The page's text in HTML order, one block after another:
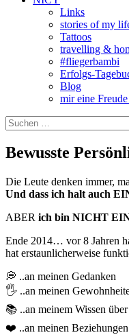
Links
stories of my
Tattoos
travelling &
#fliegerbambi
Erfolgs-
Blog
mir eine
Suchen
nach:
Bewusste
Die Leute denken immer,
Und dass ich halt auch
ABER ich bin NICHT
Ende 2014… vor 8 Jahren
hat erstaunlicherweise
💭 ..an meinen Gedanken
🖐️ ..an meinen
📚 ..an meinem Wissen
❤️ ..an meinen